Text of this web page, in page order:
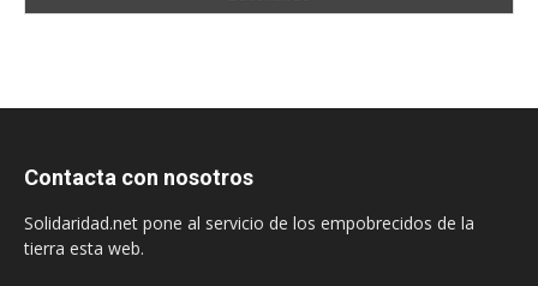
Contacta con nosotros
Solidaridad.net pone al servicio de los empobrecidos de la
tierra esta web.